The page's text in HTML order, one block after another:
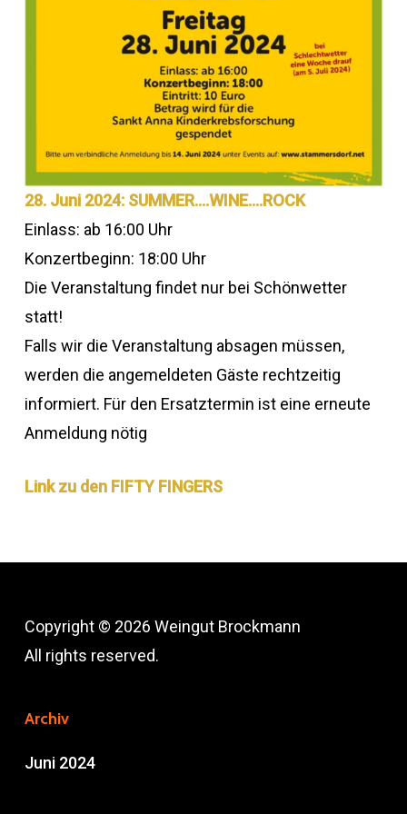
28. Juni 2024: SUMMER….WINE….ROCK
Einlass: ab 16:00 Uhr
Konzertbeginn: 18:00 Uhr
Die Veranstaltung findet nur bei Schönwetter
statt!
Falls wir die Veranstaltung absagen müssen,
werden die angemeldeten Gäste rechtzeitig
informiert. Für den Ersatztermin ist eine erneute
Anmeldung nötig
Link zu den FIFTY FINGERS
Copyright © 2026 Weingut Brockmann
All rights reserved.
Archiv
Juni 2024